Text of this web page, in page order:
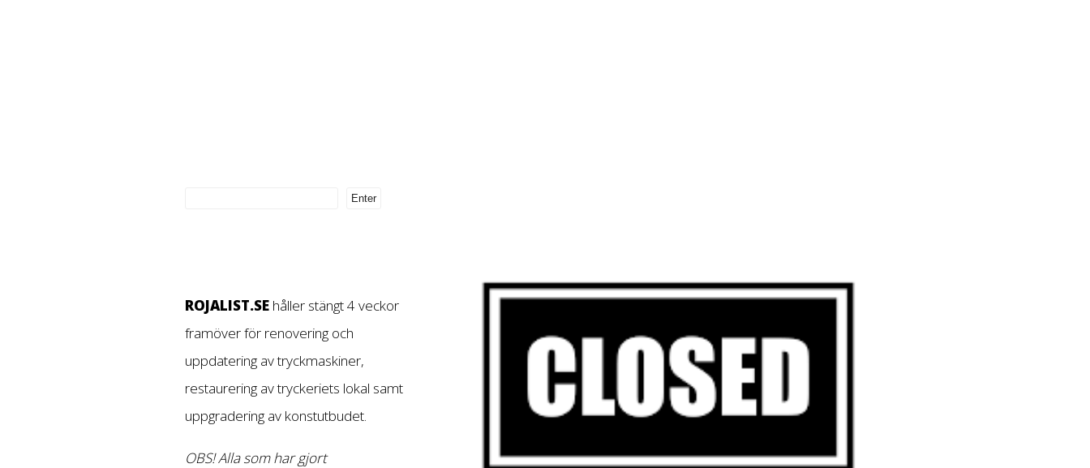
ROJALIST.SE håller stängt 4 veckor
framöver för renovering och
uppdatering av tryckmaskiner,
restaurering av tryckeriets lokal samt
uppgradering av konstutbudet.
OBS! Alla som har gjort